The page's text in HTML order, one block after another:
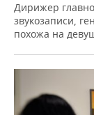
Дирижер
звукозаписи,
похожа на